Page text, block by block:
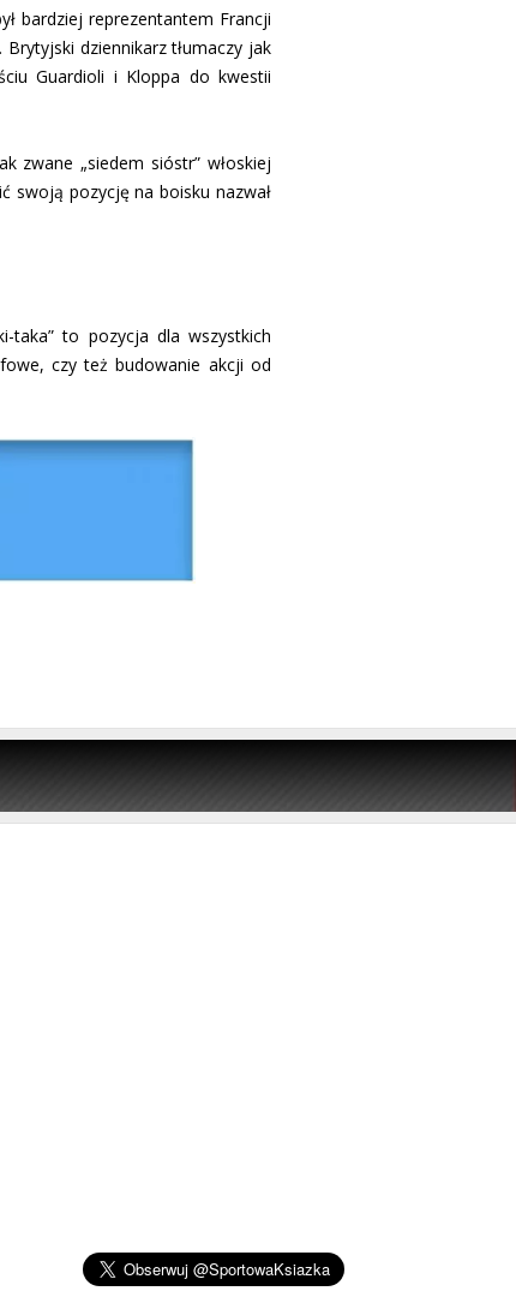
bardziej reprezentantem Francji
dziennikarz tłumaczy jak
Guardioli i Kloppa do kwestii
zwane „siedem sióstr” włoskiej
swoją pozycję na boisku nazwał
taka” to pozycja dla wszystkich
czy też budowanie akcji od